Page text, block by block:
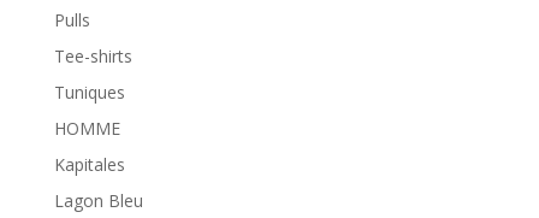
Pulls
Tee-shirts
Tuniques
HOMME
Kapitales
Lagon Bleu